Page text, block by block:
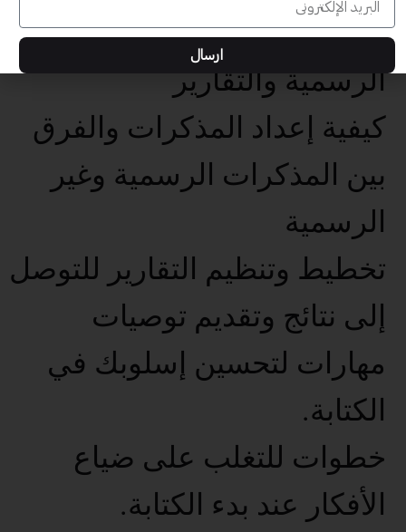
إعداد الرسائل والمذكرات
الرسمية والتقارير
كيفية إعداد المذكرات والفرق
بين المذكرات الرسمية وغير
الرسمية
تخطيط وتنظيم التقارير للتوصل
إلى نتائج وتقديم توصيات
مهارات لتحسين إسلوبك في
الكتابة.
خطوات للتغلب على ضياع
الأفكار عند بدء الكتابة.
ارسال